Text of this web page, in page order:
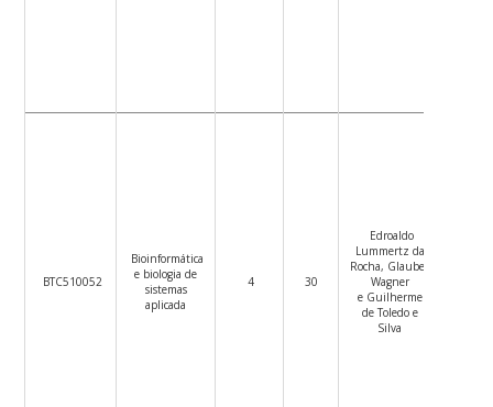
BTC510052
Bioinformática
e biologia de
sistemas
aplicada
4 30
Edroaldo
Lummertz da
Rocha, Glauber
Wagner
e Guilherme
de Toledo e
Silva